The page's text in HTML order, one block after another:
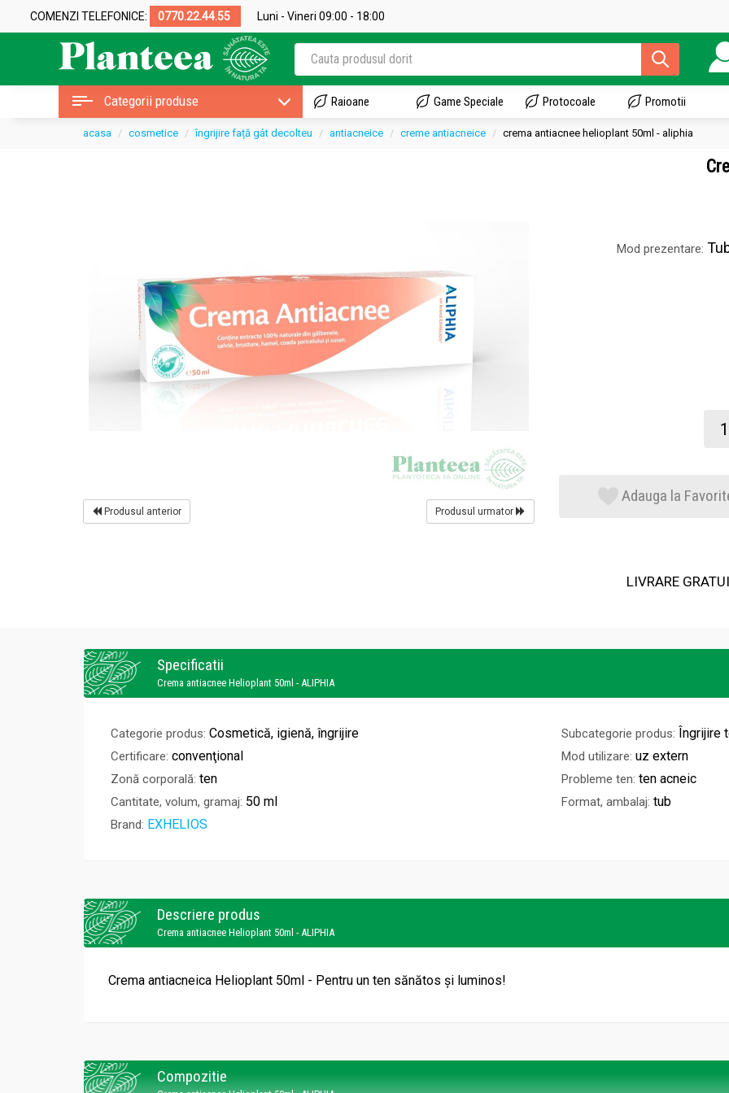
COMENZI TELEFONICE: 0770.22.44.55 Luni - Vineri 09:00 - 18:00
Categorii produse Raioane Game Speciale Protocoale Promotii
acasa cosmetice îngrijire față gât decolteu antiacneice creme antiacneice crema antiacnee helioplant 50ml - aliphia
Produsul anterior Produsul urmator
Mod prezentare:
Adauga la
LIVRARE
Specificatii
Crema antiacnee Helioplant 50ml - ALIPHIA
Categorie produs: Cosmetică, igienă, îngrijire Subcategorie produs: Îngrijire
Certificare: convenţional Mod utilizare: uz extern
Zonă corporală: ten Probleme ten: ten acneic
Cantitate, volum, gramaj: 50 ml Format, ambalaj: tub
Brand: EXHELIOS
Descriere produs
Crema antiacnee Helioplant 50ml - ALIPHIA
Crema antiacneica Helioplant 50ml - Pentru un ten sănătos și luminos!
Compozitie